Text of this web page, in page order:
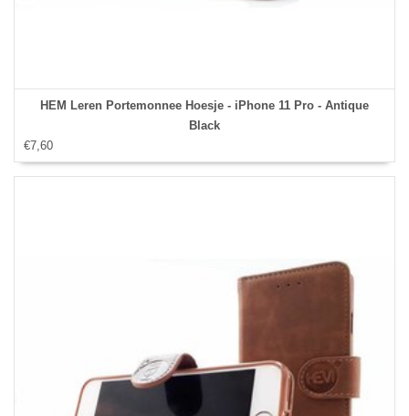
HEM Leren Portemonnee Hoesje - iPhone 11 Pro - Antique
Black
€7,60